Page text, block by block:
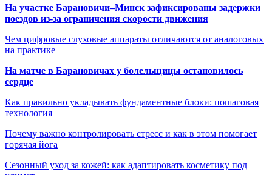
На участке Барановичи–Минск зафиксированы задержки
поездов из-за ограничения скорости движения
Чем цифровые слуховые аппараты отличаются от аналоговых
на практике
На матче в Барановичах у болельщицы остановилось
сердце
Как правильно укладывать фундаментные блоки: пошаговая
технология
Почему важно контролировать стресс и как в этом помогает
горячая йога
Сезонный уход за кожей: как адаптировать косметику под